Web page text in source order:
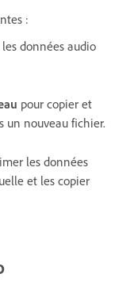
:
données audio
pour copier et
un nouveau fichier.
les données
et les copier